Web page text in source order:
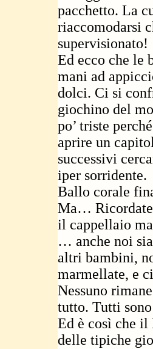
pacchetto. La
riaccomodarsi
supervisionato!
Ed ecco che le
mani ad
dolci. Ci si
giochino del
po’ triste
aprire un
successivi
iper sorridente.
Ballo corale
Ma… Ricordate
il cappellaio
… anche noi
altri bambini,
marmellate, e
Nessuno
tutto. Tutti
Ed è così che il
delle tipiche